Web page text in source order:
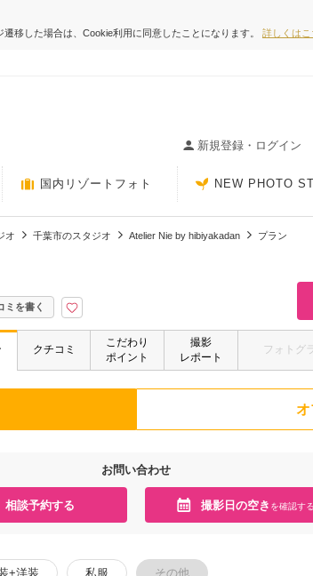
移した場合は、Cookie利用に同意したことになります。 詳しくはこ
新規登録・ログイン
国内リゾートフォト NEW PHOTO
オ 千葉市のスタジオ Atelier Nie by hibiyakadan プラン
ミを書く
クチコミ
こだわり
ポイント
撮影
レポート
フォトグ
オ
お問い合わせ
相談予約する 撮影日の空き を確認する
+洋装 私服 その他